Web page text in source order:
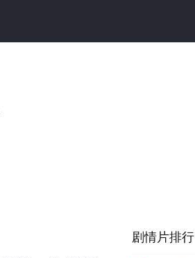
剧情片排行